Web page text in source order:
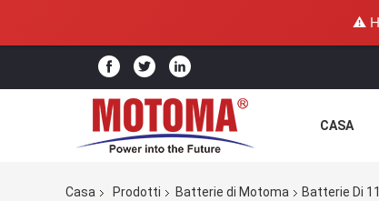
⚠️
CASA
Casa Prodotti Batterie di Motoma Batterie Di